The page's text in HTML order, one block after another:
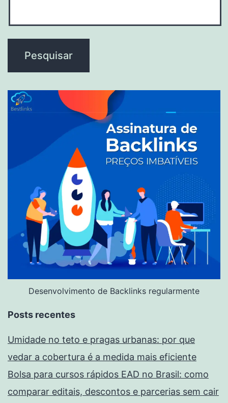
Desenvolvimento de Backlinks regularmente
Posts recentes
Umidade no teto e pragas urbanas: por que
vedar a cobertura é a medida mais eficiente
Bolsa para cursos rápidos EAD no Brasil: como
comparar editais, descontos e parcerias sem cair